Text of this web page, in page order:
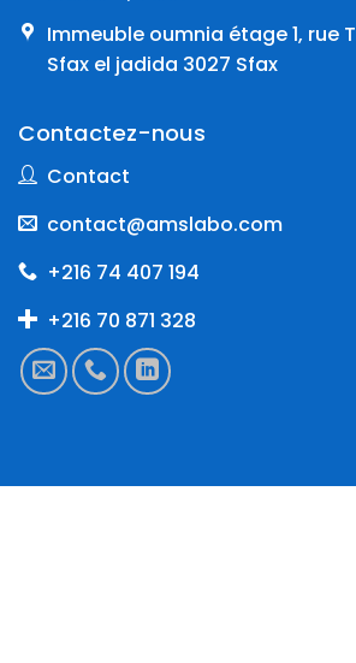
Immeuble oumnia étage 1, rue
Sfax el jadida 3027 Sfax
Contactez-nous
Contact
contact@amslabo.com
+216 74 407 194
+216 70 871 328